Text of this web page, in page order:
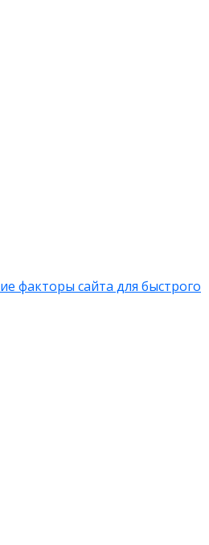
факторы сайта для быстрого